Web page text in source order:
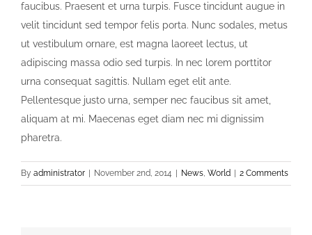
faucibus. Praesent et urna turpis. Fusce tincidunt augue in
velit tincidunt sed tempor felis porta. Nunc sodales, metus
ut vestibulum ornare, est magna laoreet lectus, ut
adipiscing massa odio sed turpis. In nec lorem porttitor
urna consequat sagittis. Nullam eget elit ante.
Pellentesque justo urna, semper nec faucibus sit amet,
aliquam at mi. Maecenas eget diam nec mi dignissim
pharetra.
By administrator November 2nd, 2014 News, World 2 Comments